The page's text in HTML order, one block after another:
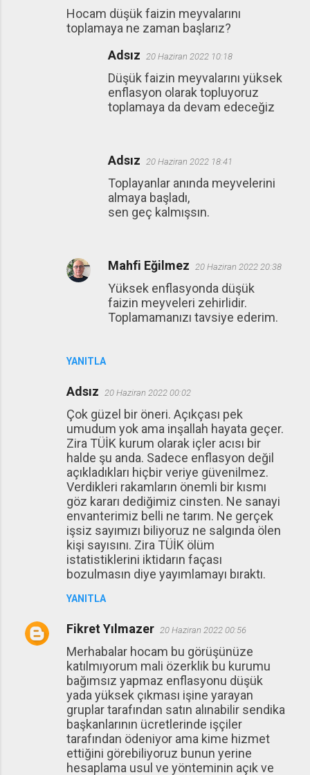
Hocam düşük faizin meyvalarını
toplamaya ne zaman başlarız?
YANITLA
Adsız 20 Haziran 2022 10:18
Düşük faizin meyvalarını yüksek
enflasyon olarak topluyoruz
toplamaya da devam edeceğiz
Adsız 20 Haziran 2022 18:41
Toplayanlar anında meyvelerini
almaya başladı,
sen geç kalmışsın.
Mahfi Eğilmez 20 Haziran 2022 20:38
Yüksek enflasyonda düşük
faizin meyveleri zehirlidir.
Toplamamanızı tavsiye ederim.
Adsız 20 Haziran 2022 00:02
Çok güzel bir öneri. Açıkçası pek
umudum yok ama inşallah hayata geçer.
Zira TÜİK kurum olarak içler acısı bir
halde şu anda. Sadece enflasyon değil
açıkladıkları hiçbir veriye güvenilmez.
Verdikleri rakamların önemli bir kısmı
göz kararı dediğimiz cinsten. Ne sanayi
envanterimiz belli ne tarım. Ne gerçek
işsiz sayımızı biliyoruz ne salgında ölen
kişi sayısını. Zira TÜİK ölüm
istatistiklerini iktidarın façası
bozulmasın diye yayımlamayı bıraktı.
YANITLA
Fikret Yılmazer 20 Haziran 2022 00:56
Merhabalar hocam bu görüşünüze
katılmıyorum mali özerklik bu kurumu
bağımsız yapmaz enflasyonu düşük
yada yüksek çıkması işine yarayan
gruplar tarafından satın alınabilir sendika
başkanlarının ücretlerinde işçiler
tarafından ödeniyor ama kime hizmet
ettiğini görebiliyoruz bunun yerine
hesaplama usul ve yönteminin açık ve